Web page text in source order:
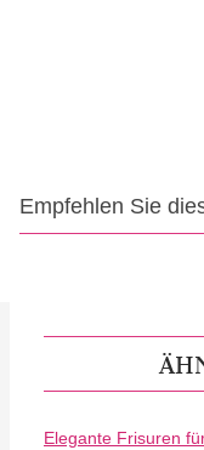
Empfehlen Sie
Elegante Frisuren